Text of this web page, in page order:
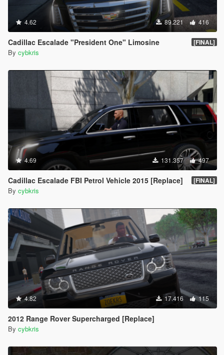
4.62 89.221 416
Cadillac Escalade "President One" Limosine [FINAL]
By cybkris
4.69 131.357 497
Cadillac Escalade FBI Petrol Vehicle 2015 [Replace] [FINAL]
By cybkris
4.82 17.416 115
2012 Range Rover Supercharged [Replace]
By cybkris